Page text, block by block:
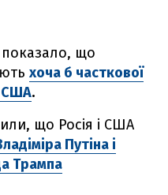
показало, що
хоча б часткової
США.
що Росія і США
Путіна і
Трампа